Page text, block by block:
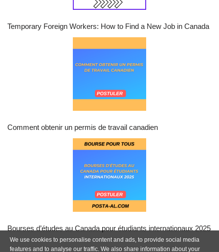
Temporary Foreign Workers: How to Find a New Job in Canada
Comment obtenir un permis de travail canadien
Bourses d’études au Canada pour étudiants internationaux 2025
We use cookies to personalise content and ads, to provide social media
features and to analyse our traffic. We also share information about your